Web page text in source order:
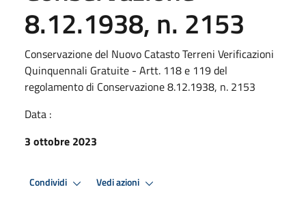
8.12.1938, n. 2153
Conservazione del Nuovo Catasto Terreni Verificazioni
Quinquennali Gratuite - Artt. 118 e 119 del
regolamento di Conservazione 8.12.1938, n. 2153
Data :
3 ottobre 2023
Condividi Vedi azioni